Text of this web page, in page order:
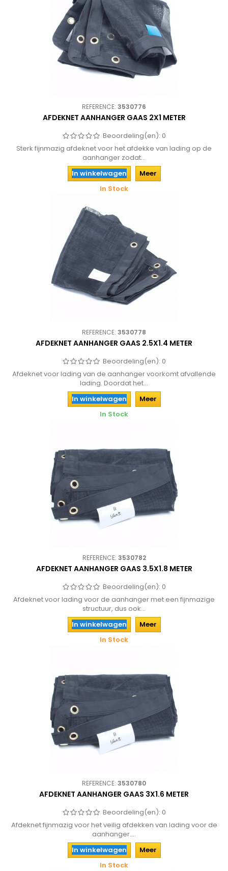
REFERENCE: 3530776
AFDEKNET AANHANGER GAAS 2X1 METER
Beoordeling(en): 0
Sterk fijnmazig afdeknet voor het afdekke van lading op de
aanhanger zodat...
In winkelwagen
Meer
In Stock
REFERENCE: 3530778
AFDEKNET AANHANGER GAAS 2.5X1.4 METER
Beoordeling(en): 0
Afdeknet voor lading van de aanhanger voorkomt afvallende
lading. Doordat het...
In winkelwagen
Meer
In Stock
REFERENCE: 3530782
AFDEKNET AANHANGER GAAS 3.5X1.8 METER
Beoordeling(en): 0
Afdeknet voor lading voor de aanhanger met een fijnmazige
structuur, dus ook...
In winkelwagen
Meer
In Stock
REFERENCE: 3530780
AFDEKNET AANHANGER GAAS 3X1.6 METER
Beoordeling(en): 0
Afdeknet fijnmazig voor het veilig afdekken van lading voor de
aanhanger....
In winkelwagen
Meer
In Stock